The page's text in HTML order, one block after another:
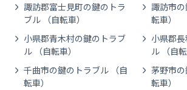
諏訪郡富士見町の鍵のトラ
ブル （自転車）
諏訪市
転車）
小県郡青木村の鍵のトラブ
ル （自転車）
小県郡
ル （自転
千曲市の鍵のトラブル （自
転車）
茅野市
転車）